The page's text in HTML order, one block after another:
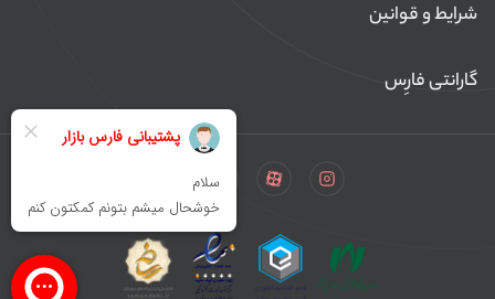
شرایط و قوانین
گارانتی فارِس